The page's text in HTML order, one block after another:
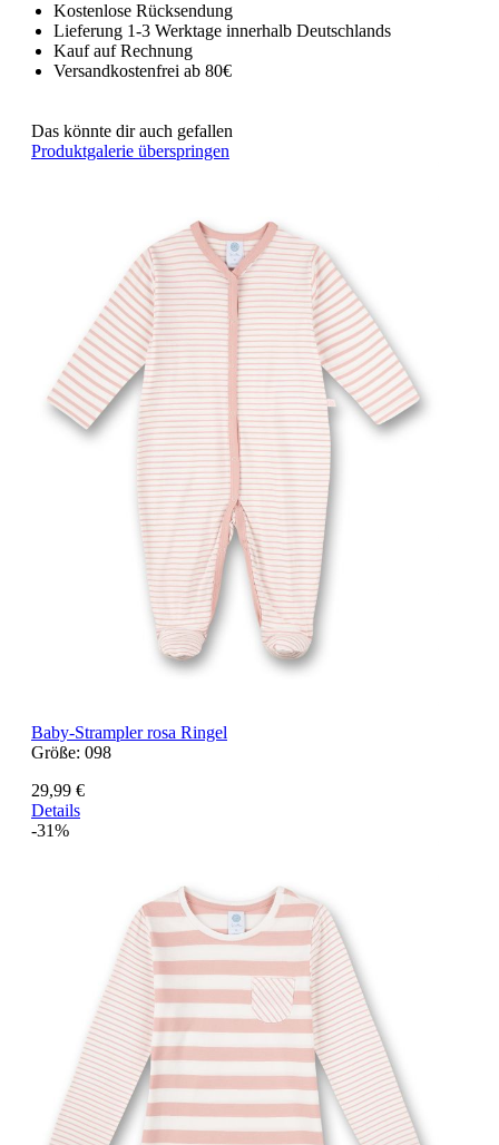
Kostenlose Rücksendung
Lieferung 1-3 Werktage innerhalb Deutschlands
Kauf auf Rechnung
Versandkostenfrei ab 80€
Das könnte dir auch gefallen
Produktgalerie überspringen
Baby-Strampler rosa Ringel
Größe: 098
29,99 €
Details
-31%